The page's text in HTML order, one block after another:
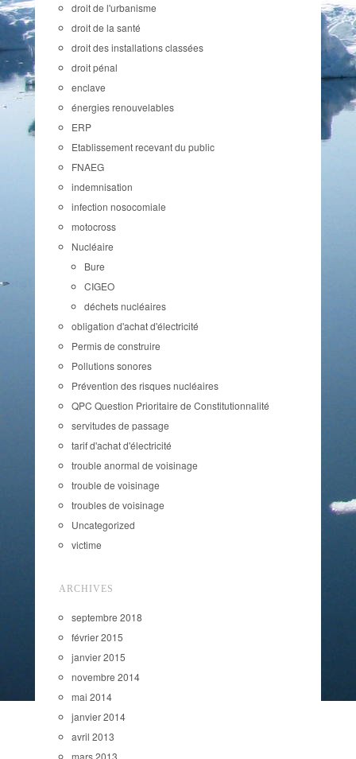
droit de l'urbanisme
droit de la santé
droit des installations classées
droit pénal
enclave
énergies renouvelables
ERP
Etablissement recevant du public
FNAEG
indemnisation
infection nosocomiale
motocross
Nucléaire
Bure
CIGEO
déchets nucléaires
obligation d'achat d'électricité
Permis de construire
Pollutions sonores
Prévention des risques nucléaires
QPC Question Prioritaire de Constitutionnalité
servitudes de passage
tarif d'achat d'électricité
trouble anormal de voisinage
trouble de voisinage
troubles de voisinage
Uncategorized
victime
ARCHIVES
septembre 2018
février 2015
janvier 2015
novembre 2014
mai 2014
janvier 2014
avril 2013
mars 2013